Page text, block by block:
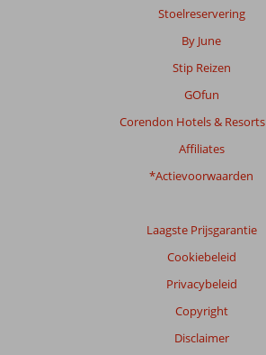
Stoelreservering
By June
Stip Reizen
GOfun
Corendon Hotels & Resorts
Affiliates
*Actievoorwaarden
Laagste Prijsgarantie
Cookiebeleid
Privacybeleid
Copyright
Disclaimer